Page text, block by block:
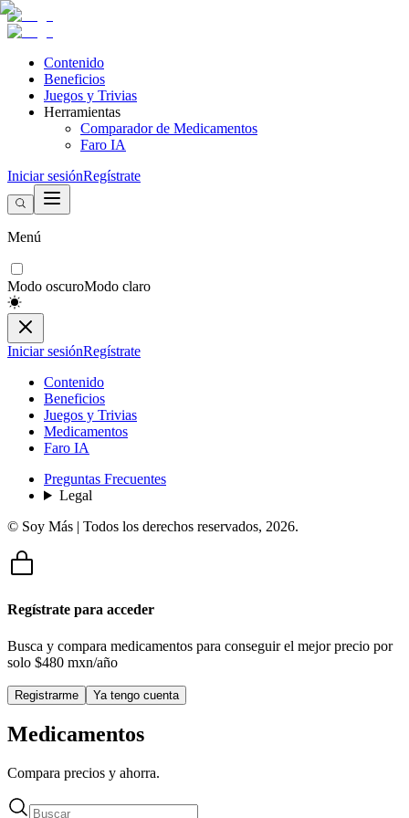
Contenido
Beneficios
Juegos y Trivias
Herramientas
Comparador de Medicamentos
Faro IA
Iniciar sesiónRegístrate
Menú
Modo oscuroModo claro
Iniciar sesiónRegístrate
Contenido
Beneficios
Juegos y Trivias
Medicamentos
Faro IA
Preguntas Frecuentes
Legal
© Soy Más | Todos los derechos reservados, 2026.
Regístrate para acceder
Busca y compara medicamentos para conseguir el mejor precio por
solo $480 mxn/año
Registrarme Ya tengo cuenta
Medicamentos
Compara precios y ahorra.